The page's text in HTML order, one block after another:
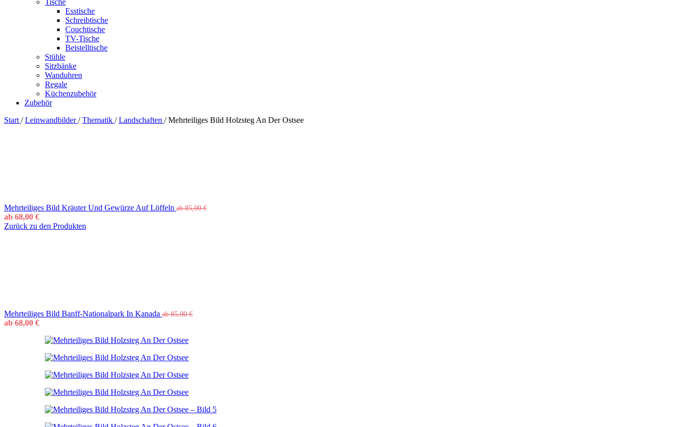
Tische
Esstische
Schreibtische
Couchtische
TV-Tische
Beistelltische
Stühle
Sitzbänke
Wanduhren
Regale
Küchenzubehör
Zubehör
Start / Leinwandbilder/ Thematik / Landschaften / Mehrteiliges Bild Holzsteg An Der Ostsee
Mehrteiliges Bild Kräuter Und Gewürze Auf Löffeln ab85,00€
ab 68,00 €
Zurück zu den Produkten
Mehrteiliges Bild Banff-Nationalpark In Kanada ab85,00€
ab 68,00 €